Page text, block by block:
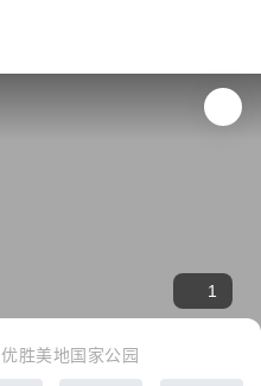
1
优胜美地国家公园